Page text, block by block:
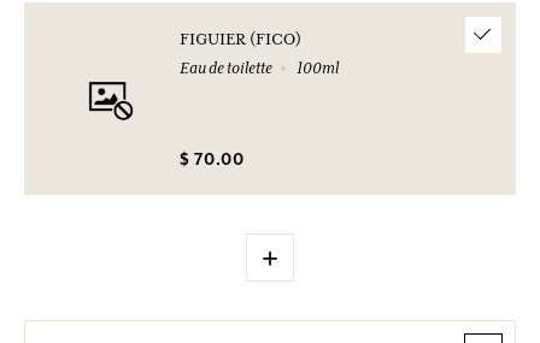
FIGUIER (FICO)
Eau de toilette
100ml
$ 70.00
+